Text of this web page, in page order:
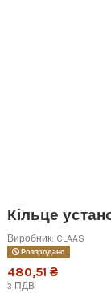
Кільце
Виробник: CLAAS
Розпродано
480,51 ₴
з ПДВ